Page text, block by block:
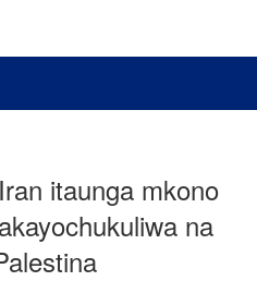
itaunga mkono
na